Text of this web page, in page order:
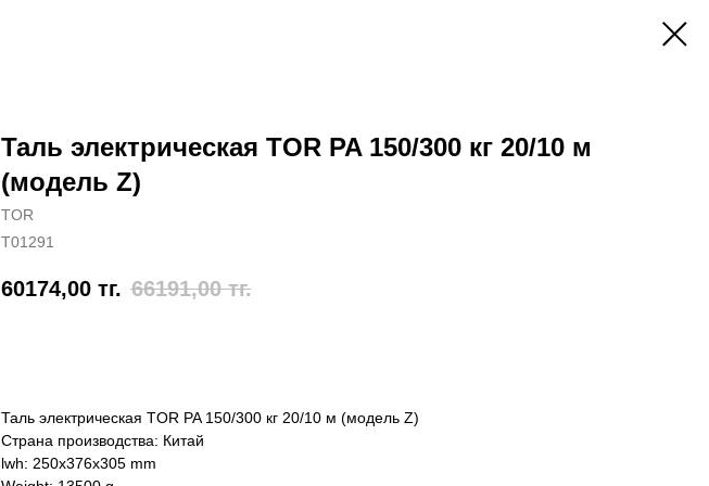
Таль электрическая TOR PA 150/300 кг 20/10 м
(модель Z)
TOR
T01291
60174,00 тг. 66191,00 тг.
Таль электрическая TOR PA 150/300 кг 20/10 м (модель Z)
Страна производства: Китай
lwh: 250x376x305 mm